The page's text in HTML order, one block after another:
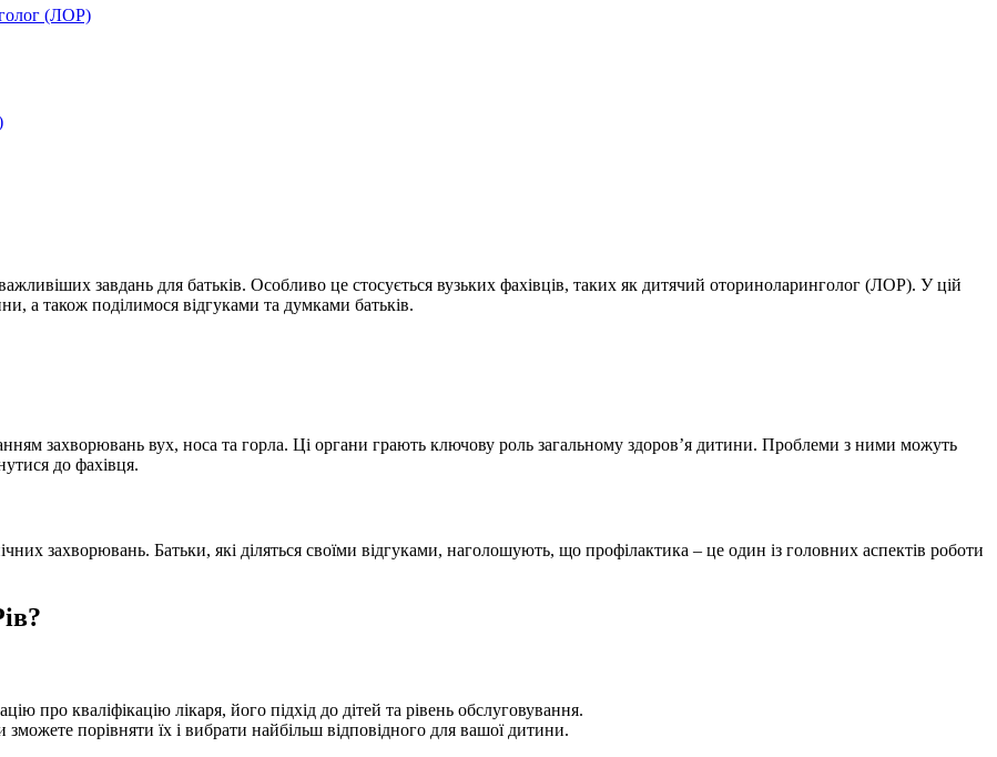
(ЛОР)
завдань для батьків. Особливо це стосується вузьких фахівців, таких як дитячий оториноларинголог (ЛОР). У цій
а також поділимося відгуками та думками батьків.
захворювань вух, носа та горла. Ці органи грають ключову роль загальному здоров’я дитини. Проблеми з ними можуть
до фахівця.
захворювань. Батьки, які діляться своїми відгуками, наголошують, що профілактика – це один із головних аспектів роботи
про кваліфікацію лікаря, його підхід до дітей та рівень обслуговування.
порівняти їх і вибрати найбільш відповідного для вашої дитини.